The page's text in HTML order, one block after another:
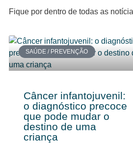
Fique por dentro de todas as
SAÚDE / PREVENÇÃO
Câncer infantojuvenil:
o diagnóstico precoce
que pode mudar o
destino de uma
criança